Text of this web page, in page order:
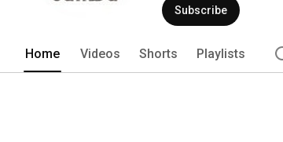
Subscribe
Home Videos Shorts Playlists